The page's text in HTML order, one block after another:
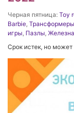
Черная пятница: Toy
Barbie, Трансформеры
игры, Пазлы,
Срок истек, но